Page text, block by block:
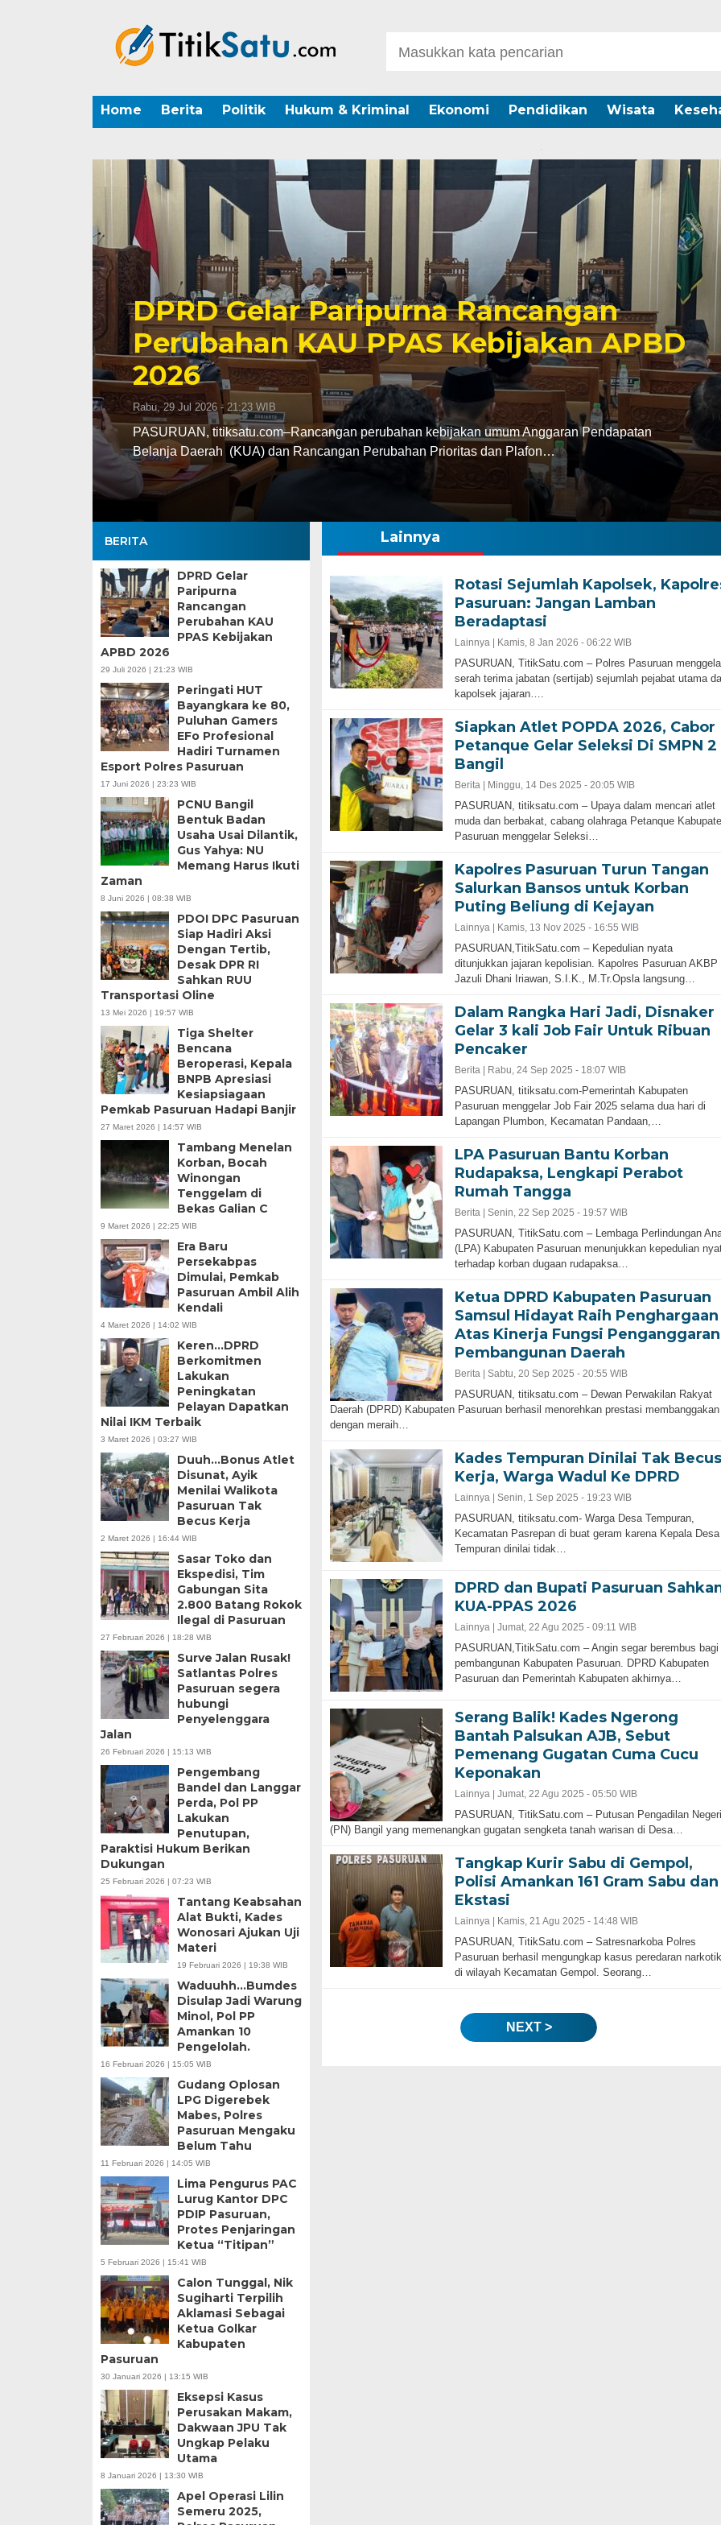
Home Berita Politik Hukum & Kriminal Ekonomi Pendidikan Wisata
DPRD Gelar Paripurna Rancangan
Perubahan KAU PPAS Kebijakan APBD
2026
Rabu, 29 Jul 2026 - 21:23 WIB
PASURUAN, titiksatu.com–Rancangan perubahan kebijakan umum Anggaran Pendapatan
Belanja Daerah (KUA) dan Rancangan Perubahan Prioritas dan Plafon…
BERITA
DPRD Gelar
Paripurna
Rancangan
Perubahan KAU
PPAS Kebijakan
APBD 2026
29 Juli 2026 | 21:23 WIB
Peringati HUT
Bayangkara ke 80,
Puluhan Gamers
EFo Profesional
Hadiri Turnamen
Esport Polres Pasuruan
17 Juni 2026 | 23:23 WIB
PCNU Bangil
Bentuk Badan
Usaha Usai Dilantik,
Gus Yahya: NU
Memang Harus Ikuti
Zaman
8 Juni 2026 | 08:38 WIB
PDOI DPC Pasuruan
Siap Hadiri Aksi
Dengan Tertib,
Desak DPR RI
Sahkan RUU
Transportasi Oline
13 Mei 2026 | 19:57 WIB
Tiga Shelter
Bencana
Beroperasi, Kepala
BNPB Apresiasi
Kesiapsiagaan
Pemkab Pasuruan Hadapi Banjir
27 Maret 2026 | 14:57 WIB
Tambang Menelan
Korban, Bocah
Winongan
Tenggelam di
Bekas Galian C
9 Maret 2026 | 22:25 WIB
Era Baru
Persekabpas
Dimulai, Pemkab
Pasuruan Ambil Alih
Kendali
4 Maret 2026 | 14:02 WIB
Keren…DPRD
Berkomitmen
Lakukan
Peningkatan
Pelayan Dapatkan
Nilai IKM Terbaik
3 Maret 2026 | 03:27 WIB
Duuh…Bonus Atlet
Disunat, Ayik
Menilai Walikota
Pasuruan Tak
Becus Kerja
2 Maret 2026 | 16:44 WIB
Sasar Toko dan
Ekspedisi, Tim
Gabungan Sita
2.800 Batang Rokok
Ilegal di Pasuruan
27 Februari 2026 | 18:28 WIB
Surve Jalan Rusak!
Satlantas Polres
Pasuruan segera
hubungi
Penyelenggara
Jalan
26 Februari 2026 | 15:13 WIB
Pengembang
Bandel dan Langgar
Perda, Pol PP
Lakukan
Penutupan,
Paraktisi Hukum Berikan
Dukungan
25 Februari 2026 | 07:23 WIB
Tantang Keabsahan
Alat Bukti, Kades
Wonosari Ajukan Uji
Materi
19 Februari 2026 | 19:38 WIB
Waduuhh…Bumdes
Disulap Jadi Warung
Minol, Pol PP
Amankan 10
Pengelolah.
16 Februari 2026 | 15:05 WIB
Gudang Oplosan
LPG Digerebek
Mabes, Polres
Pasuruan Mengaku
Belum Tahu
11 Februari 2026 | 14:05 WIB
Lima Pengurus PAC
Lurug Kantor DPC
PDIP Pasuruan,
Protes Penjaringan
Ketua “Titipan”
5 Februari 2026 | 15:41 WIB
Calon Tunggal, Nik
Sugiharti Terpilih
Aklamasi Sebagai
Ketua Golkar
Kabupaten
Pasuruan
30 Januari 2026 | 13:15 WIB
Eksepsi Kasus
Perusakan Makam,
Dakwaan JPU Tak
Ungkap Pelaku
Utama
8 Januari 2026 | 13:30 WIB
Apel Operasi Lilin
Semeru 2025,
Lainnya
Rotasi Sejumlah Kapolsek,
Pasuruan: Jangan Lamban
Beradaptasi
Lainnya | Kamis, 8 Jan 2026 - 06:22 WIB
PASURUAN, TitikSatu.com – Polres Pasuruan
serah terima jabatan (sertijab) sejumlah pejabat utama
kapolsek jajaran….
Siapkan Atlet POPDA 2026, Cabor
Petanque Gelar Seleksi Di SMPN 2
Bangil
Berita | Minggu, 14 Des 2025 - 20:05 WIB
PASURUAN, titiksatu.com – Upaya dalam mencari atlet
muda dan berbakat, cabang olahraga Petanque
Pasuruan menggelar Seleksi…
Kapolres Pasuruan Turun Tangan
Salurkan Bansos untuk Korban
Puting Beliung di Kejayan
Lainnya | Kamis, 13 Nov 2025 - 16:55 WIB
PASURUAN,TitikSatu.com – Kepedulian nyata
ditunjukkan jajaran kepolisian. Kapolres Pasuruan AKBP
Jazuli Dhani Iriawan, S.I.K., M.Tr.Opsla langsung…
Dalam Rangka Hari Jadi, Disnaker
Gelar 3 kali Job Fair Untuk Ribuan
Pencaker
Berita | Rabu, 24 Sep 2025 - 18:07 WIB
PASURUAN, titiksatu.com-Pemerintah Kabupaten
Pasuruan menggelar Job Fair 2025 selama dua hari di
Lapangan Plumbon, Kecamatan Pandaan,…
LPA Pasuruan Bantu Korban
Rudapaksa, Lengkapi Perabot
Rumah Tangga
Berita | Senin, 22 Sep 2025 - 19:57 WIB
PASURUAN, TitikSatu.com – Lembaga Perlindungan
(LPA) Kabupaten Pasuruan menunjukkan kepedulian
terhadap korban dugaan rudapaksa…
Ketua DPRD Kabupaten Pasuruan
Samsul Hidayat Raih Penghargaan
Atas Kinerja Fungsi Penganggaran
Pembangunan Daerah
Berita | Sabtu, 20 Sep 2025 - 20:55 WIB
PASURUAN, titiksatu.com – Dewan Perwakilan Rakyat
Daerah (DPRD) Kabupaten Pasuruan berhasil menorehkan prestasi membanggakan
dengan meraih…
Kades Tempuran Dinilai Tak Becus
Kerja, Warga Wadul Ke DPRD
Lainnya | Senin, 1 Sep 2025 - 19:23 WIB
PASURUAN, titiksatu.com- Warga Desa Tempuran,
Kecamatan Pasrepan di buat geram karena Kepala Desa
Tempuran dinilai tidak…
DPRD dan Bupati Pasuruan
KUA-PPAS 2026
Lainnya | Jumat, 22 Agu 2025 - 09:11 WIB
PASURUAN,TitikSatu.com – Angin segar berembus bagi
pembangunan Kabupaten Pasuruan. DPRD Kabupaten
Pasuruan dan Pemerintah Kabupaten akhirnya…
Serang Balik! Kades Ngerong
Bantah Palsukan AJB, Sebut
Pemenang Gugatan Cuma Cucu
Keponakan
Lainnya | Jumat, 22 Agu 2025 - 05:50 WIB
PASURUAN, TitikSatu.com – Putusan Pengadilan Negeri
(PN) Bangil yang memenangkan gugatan sengketa tanah warisan di Desa…
Tangkap Kurir Sabu di Gempol,
Polisi Amankan 161 Gram Sabu dan
Ekstasi
Lainnya | Kamis, 21 Agu 2025 - 14:48 WIB
PASURUAN, TitikSatu.com – Satresnarkoba Polres
Pasuruan berhasil mengungkap kasus peredaran
di wilayah Kecamatan Gempol. Seorang…
NEXT >